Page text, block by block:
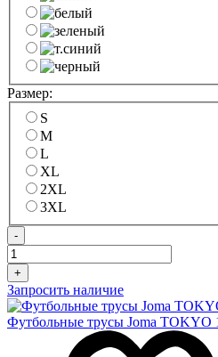
Размер:
S
M
L
XL
2XL
3XL
-
+
Запросить наличие
Футбольные трусы Joma TOKYO